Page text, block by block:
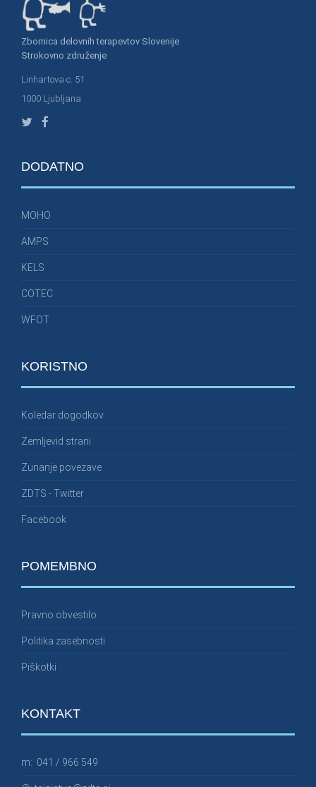
Zbornica delovnih terapevtov Slovenije
Strokovno združenje
Linhartova c. 51
1000 Ljubljana
DODATNO
MOHO
AMPS
KELS
COTEC
WFOT
KORISTNO
Koledar dogodkov
Zemljevid strani
Zunanje povezave
ZDTS - Twitter
Facebook
POMEMBNO
Pravno obvestilo
Politika zasebnosti
Piškotki
KONTAKT
m: 041 / 966 549